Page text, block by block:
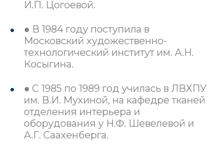
И.П. Цогоевой.
● В 1984 году поступила в
Московский художественно-
технологический институт им. А.Н.
Косыгина.
● С 1985 по 1989 год училась в ЛВХПУ
им. В.И. Мухиной, на кафедре тканей
отделения интерьера и
оборудования у Н.Ф. Шевелевой и
А.Г. Саахенберга.